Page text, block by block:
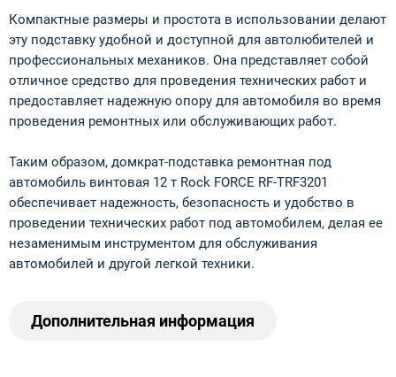
Компактные размеры и простота в использовании делают
эту подставку удобной и доступной для автолюбителей и
профессиональных механиков. Она представляет собой
отличное средство для проведения технических работ и
предоставляет надежную опору для автомобиля во время
проведения ремонтных или обслуживающих работ.
Таким образом, домкрат-подставка ремонтная под
автомобиль винтовая 12 т Rock FORCE RF-TRF3201
обеспечивает надежность, безопасность и удобство в
проведении технических работ под автомобилем, делая ее
незаменимым инструментом для обслуживания
автомобилей и другой легкой техники.
Дополнительная информация